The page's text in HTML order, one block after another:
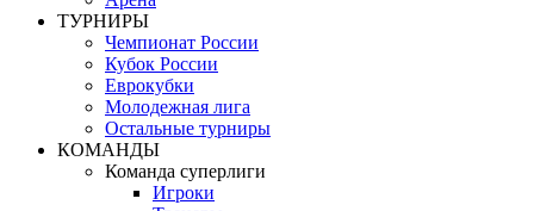
ТУРНИРЫ
Чемпионат России
Кубок России
Еврокубки
Молодежная лига
Остальные турниры
КОМАНДЫ
Команда суперлиги
Игроки